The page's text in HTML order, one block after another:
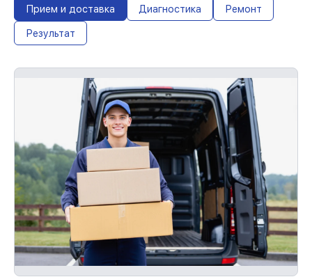
При наличии документов о гарантии на
обслуживание устройства, мы устраним
повторные неисправности бесплатно и
Прием и доставка Диагностика Ремонт
Результат